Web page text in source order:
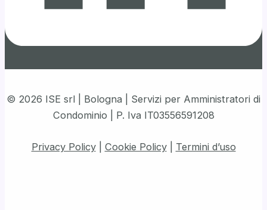
© 2026 ISE srl | Bologna | Servizi per Amministratori di
Condominio | P. Iva IT03556591208
Privacy Policy| Cookie Policy| Termini d’uso